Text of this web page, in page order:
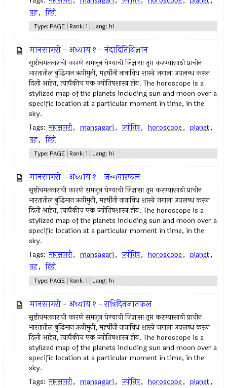
ग्रह, हिंदी
Type: PAGE | Rank: 1 | Lang: hi
मानसागरी - अध्याय १ - नंदादितिथिज्ञान
सृष्टीचमत्काराची कारणे समजून घेण्याची जिज्ञासा तृप्त करण्यासाठी प्राचीन
भारतातील बुद्धिमान ऋषीमुनी, महर्षींनी नानाविध शास्त्रे जगाला उपलब्ध करून
दिली आहेत, त्यापैकीच एक ज्योतिषशास्त्र होय. The horoscope is a
stylized map of the planets including sun and moon over a
specific location at a particular moment in time, in the
sky.
Tags: मानसागरी, mansagari, ज्योतिष, horoscope, planet,
ग्रह, हिंदी
Type: PAGE | Rank: 1 | Lang: hi
मानसागरी - अध्याय १ - जन्मवारफल
सृष्टीचमत्काराची कारणे समजून घेण्याची जिज्ञासा तृप्त करण्यासाठी प्राचीन
भारतातील बुद्धिमान ऋषीमुनी, महर्षींनी नानाविध शास्त्रे जगाला उपलब्ध करून
दिली आहेत, त्यापैकीच एक ज्योतिषशास्त्र होय. The horoscope is a
stylized map of the planets including sun and moon over a
specific location at a particular moment in time, in the
sky.
Tags: मानसागरी, mansagari, ज्योतिष, horoscope, planet,
ग्रह, हिंदी
Type: PAGE | Rank: 1 | Lang: hi
मानसागरी - अध्याय १ - रात्रिदिनजातफल
सृष्टीचमत्काराची कारणे समजून घेण्याची जिज्ञासा तृप्त करण्यासाठी प्राचीन
भारतातील बुद्धिमान ऋषीमुनी, महर्षींनी नानाविध शास्त्रे जगाला उपलब्ध करून
दिली आहेत, त्यापैकीच एक ज्योतिषशास्त्र होय. The horoscope is a
stylized map of the planets including sun and moon over a
specific location at a particular moment in time, in the
sky.
Tags: मानसागरी, mansagari, ज्योतिष, horoscope, planet,